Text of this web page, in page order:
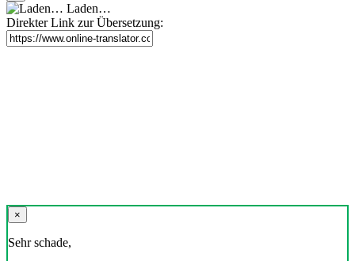
Laden…
Direkter Link zur Übersetzung:
×
Sehr schade,